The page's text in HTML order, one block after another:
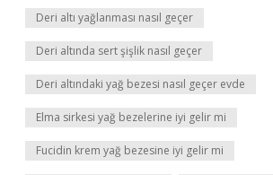
Deri altı yağlanması nasıl geçer
Deri altında sert şişlik nasıl geçer
Deri altındaki yağ bezesi nasıl geçer evde
Elma sirkesi yağ bezelerine iyi gelir mi
Fucidin krem yağ bezesine iyi gelir mi